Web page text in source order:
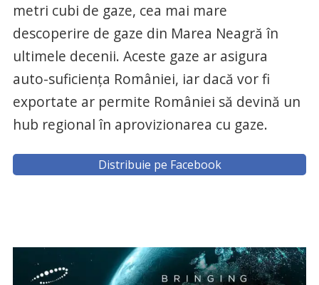
metri cubi de gaze, cea mai mare
descoperire de gaze din Marea Neagră în
ultimele decenii. Aceste gaze ar asigura
auto-suficienţa României, iar dacă vor fi
exportate ar permite României să devină un
hub regional în aprovizionarea cu gaze.
Distribuie pe Facebook